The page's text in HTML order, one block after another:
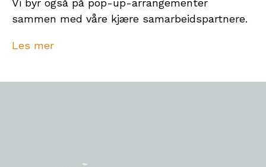
Vi byr også på pop-up-arrangementer
sammen med våre kjære samarbeidspartnere.
Trivelig, uformelt og med glimt i øyet – alltid.
Les mer